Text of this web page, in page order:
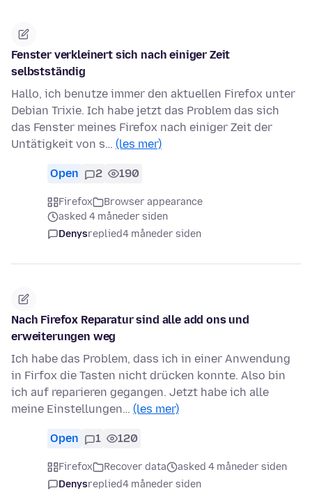
Fenster verkleinert sich nach einiger Zeit
selbstständig
Hallo, ich benutze immer den aktuellen Firefox unter
Debian Trixie. Ich habe jetzt das Problem das sich
das Fenster meines Firefox nach einiger Zeit der
Untätigkeit von s… (les mer)
Open 2 190
Firefox
Browser appearance
asked 4 måneder siden
Denysreplied4 måneder siden
Nach Firefox Reparatur sind alle add ons und
erweiterungen weg
Ich habe das Problem, dass ich in einer Anwendung
in Firfox die Tasten nicht drücken konnte. Also bin
ich auf reparieren gegangen. Jetzt habe ich alle
meine Einstellungen… (les mer)
Open 1 120
Firefox Recover data
asked 4 måneder siden
Denysreplied4 måneder siden